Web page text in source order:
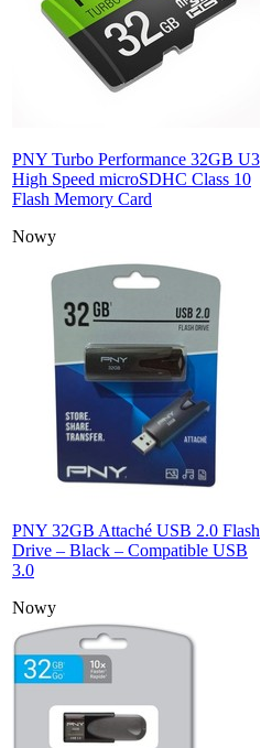
PNY Turbo Performance 32GB U3
High Speed microSDHC Class 10
Flash Memory Card
Nowy
PNY 32GB Attaché USB 2.0 Flash
Drive – Black – Compatible USB
3.0
Nowy